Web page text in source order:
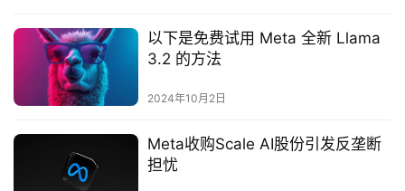
以下是免费试用 Meta 全新 Llama
3.2 的方法
2024年10月2日
Meta收购Scale AI股份引发反垄断
担忧‌